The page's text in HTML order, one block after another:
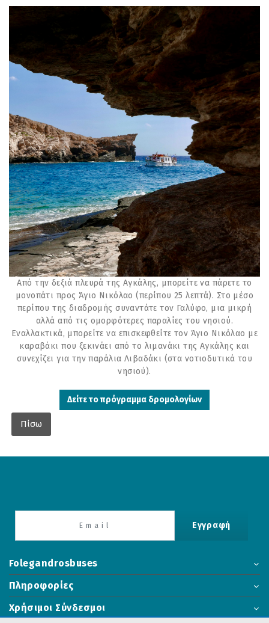
Από την δεξιά πλευρά της Αγκάλης, μπορείτε να πάρετε το
μονοπάτι προς Άγιο Νικόλαο (περίπου 25 λεπτά). Στο μέσο
περίπου της διαδρομής συναντάτε τον Γαλύφο, μια μικρή
αλλά από τις ομορφότερες παραλίες του νησιού.
Εναλλακτικά, μπορείτε να επισκεφθείτε τον Άγιο Νικόλαο με
καραβάκι που ξεκινάει από το λιμανάκι της Αγκάλης και
συνεχίζει για την παράλια Λιβαδάκι (στα νοτιοδυτικά του
νησιού).
Δείτε το πρόγραμμα δρομολογίων
Πίσω
Folegandrosbuses
Εγγραφή
Πληροφορίες
Χρήσιμοι Σύνδεσμοι